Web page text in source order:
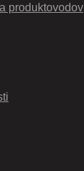
produktovodov